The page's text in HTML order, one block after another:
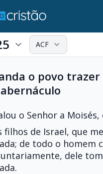
ACF
o povo
o Senhor a Moisés,
filhos de Israel, que
de todo o homem
dele